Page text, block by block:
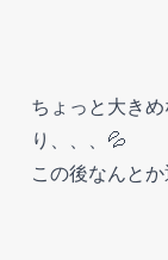
ちょっと大き
り、、、💦
この後なんと